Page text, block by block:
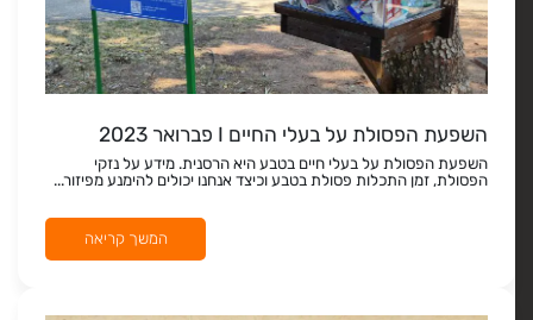
השפעת הפסולת על בעלי החיים I פברואר 2023
השפעת הפסולת על בעלי חיים בטבע היא הרסנית. מידע על נזקי
הפסולת, זמן התכלות פסולת בטבע וכיצד אנחנו יכולים להימנע מפיזור...
המשך קריאה